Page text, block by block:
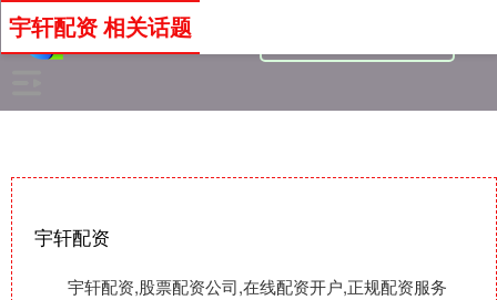
宇轩配资
宇轩配资,股票配资公司,在线配资开户,正规配资服务
宇轩配资 相关话题